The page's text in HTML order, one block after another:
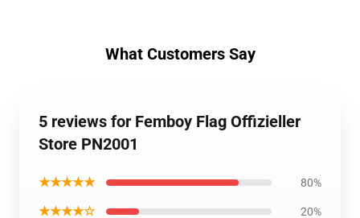
What Customers Say
5 reviews for Femboy Flag Offizieller
Store PN2001
★★★★★ 80%
★★★★☆ 20%